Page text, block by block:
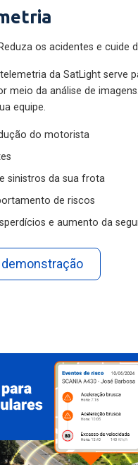
os acidentes e cuide
da SatLight serve
meio da análise de
equipe.
do motorista
sinistros da sua frota
de riscos
e aumento da